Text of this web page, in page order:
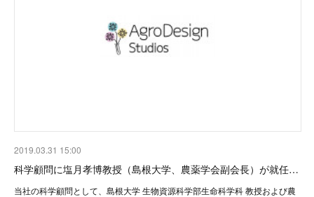
2019.03.31 15:00
科学顧問に塩月孝博教授（島根大学、農薬学会副会長）が就任…
当社の科学顧問として、島根大学 生物資源科学部生命科学科 教授および農